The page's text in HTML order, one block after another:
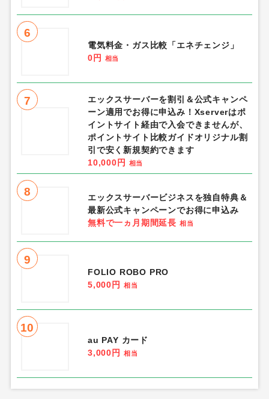
6
電気料金・ガス比較「エネチェンジ」
0円
相当
7
エックスサーバーを割引＆公式キャンペ
ーン適用でお得に申込み！Xserverはポ
イントサイト経由で入会できませんが、
ポイントサイト比較ガイドオリジナル割
引で安く新規契約できます
10,000円
相当
8
エックスサーバービジネスを独自特典＆
最新公式キャンペーンでお得に申込み
無料で一ヵ月期間延長 相当
9
FOLIO ROBO PRO
5,000円
相当
10
au PAY カード
3,000円
相当